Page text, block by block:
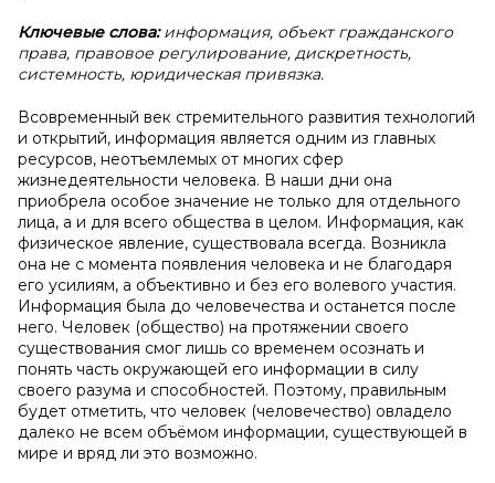
Ключевые слова:информация, объект гражданского
права, правовое регулирование, дискретность,
системность, юридическая привязка.
Всовременный век стремительного развития технологий
и открытий, информация является одним из главных
ресурсов, неотъемлемых от многих сфер
жизнедеятельности человека. В наши дни она
приобрела особое значение не только для отдельного
лица, а и для всего общества в целом. Информация, как
физическое явление, существовала всегда. Возникла
она не с момента появления человека и не благодаря
его усилиям, а объективно и без его волевого участия.
Информация была до человечества и останется после
него. Человек (общество) на протяжении своего
существования смог лишь со временем осознать и
понять часть окружающей его информации в силу
своего разума и способностей. Поэтому, правильным
будет отметить, что человек (человечество) овладело
далеко не всем объёмом информации, существующей в
мире и вряд ли это возможно.